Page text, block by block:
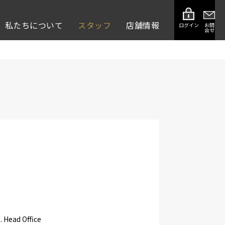
私たちについて スタッフ 店舗情報 ログイン お問
合せ
Head Office